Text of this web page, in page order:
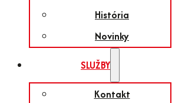
História
Novinky
SLUŽBY
Kontakt